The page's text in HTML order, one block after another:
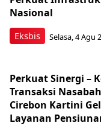
Eksbis
Nasional
Selasa, 4 Agu
Perkuat Sinergi –
Transaksi
Cirebon Kartini
Layanan